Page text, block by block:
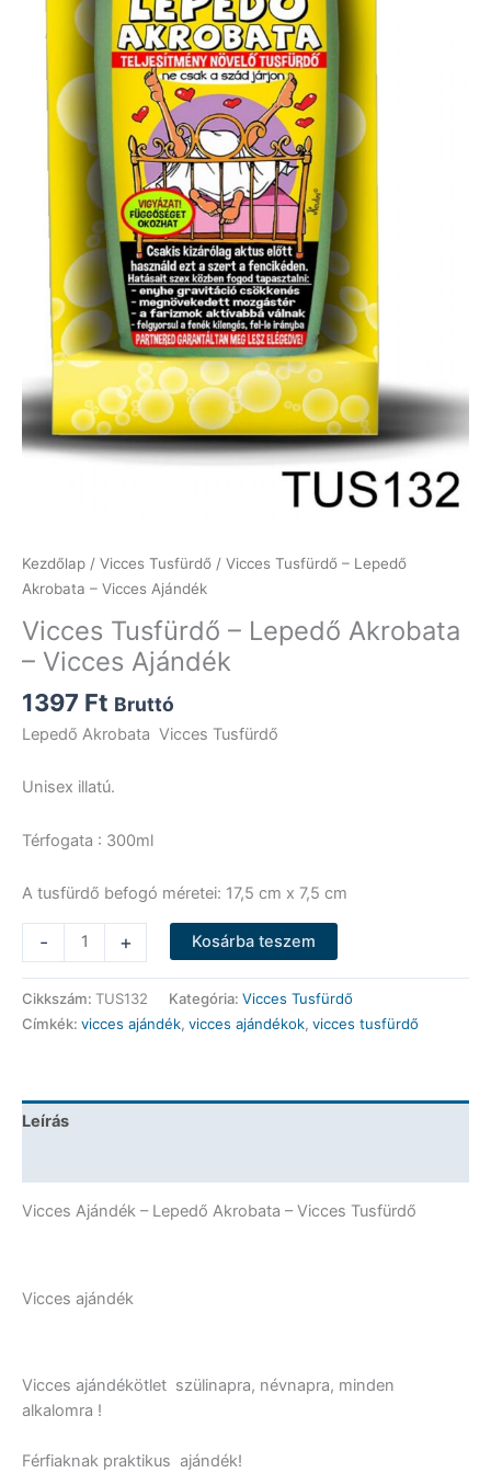
Kezdőlap / Vicces Tusfürdő / Vicces Tusfürdő – Lepedő
Akrobata – Vicces Ajándék
Vicces Tusfürdő – Lepedő Akrobata
– Vicces Ajándék
1397 Ft Bruttó
Lepedő Akrobata Vicces Tusfürdő
Unisex illatú.
Térfogata : 300ml
A tusfürdő befogó méretei: 17,5 cm x 7,5 cm
-
Tusfürdő
-
Lepedő
Akrobata
Ajándék
+ Kosárba teszem
Cikkszám: TUS132 Kategória: Vicces Tusfürdő
Címkék: vicces ajándék, vicces ajándékok, vicces tusfürdő
Leírás
Vicces Ajándék – Lepedő Akrobata – Vicces Tusfürdő
Vicces ajándék
Vicces ajándékötlet szülinapra, névnapra, minden
alkalomra !
Férfiaknak praktikus ajándék!